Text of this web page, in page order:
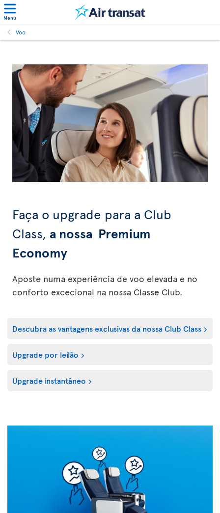
Menu
Voo
Faça o upgrade para a Club
Class, a nossa Premium
Economy
Aposte numa experiência de voo elevada e no
conforto excecional na nossa Classe Club.
Descubra as vantagens exclusivas da nossa Club Class
Upgrade por leilão
Upgrade instantâneo